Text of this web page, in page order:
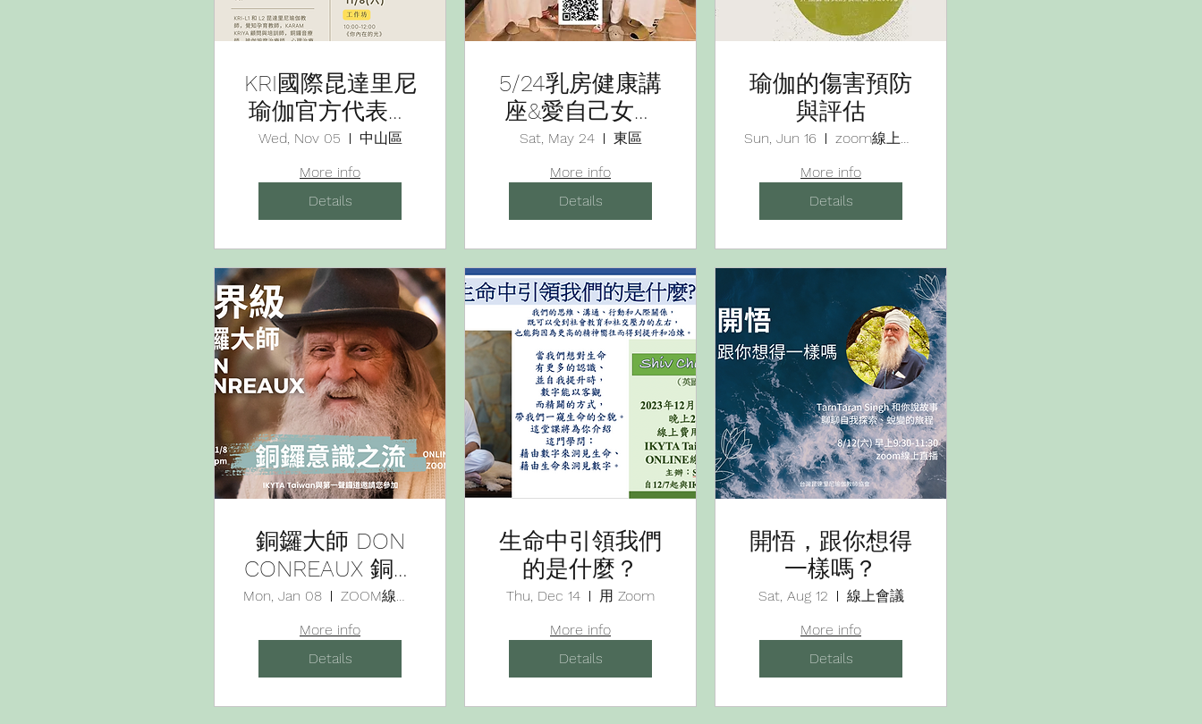
KRI國際昆達里尼
瑜伽官方代表拜
訪活動
Wed, Nov 05
中山區
More info
Details
5/24乳房健康講
座&愛自己女人
日
Sat, May 24
東區
More info
Details
瑜伽的傷害預防
與評估
Sun, Jun 16
zoom線上會議
More info
Details
銅鑼大師 DON
CONREAUX 銅鑼
意識線上對談分
享會
Mon, Jan 08
ZOOM線上會議室
More info
Details
生命中引領我們
的是什麼？
Thu, Dec 14
用 Zoom
More info
Details
開悟，跟你想得
一樣嗎？
Sat, Aug 12
線上會議
More info
Details